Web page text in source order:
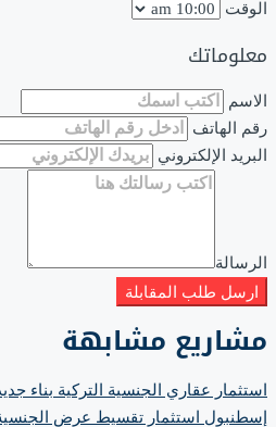
الوقت
معلوماتك
الاسم
رقم الهاتف
البريد الإلكتروني
الرسالة
ارسل طلب المقابلة
مشاريع مشابهة
استثمار عقاري الجنسية التركية بناء
إسطنبول
استثمار تقسيط عرض الجنسية